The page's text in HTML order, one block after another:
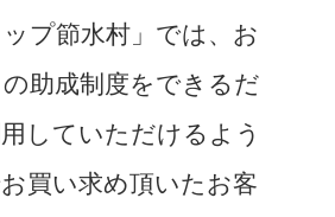
ップ節水村」では、お
助成制度をできるだ
していただけるよう
買い求め頂いたお客